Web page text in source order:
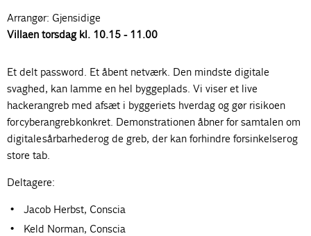
Arrangør: Gjensidige
Villaen torsdag kl. 10.15 - 11.00
Et delt password. Et åbent netværk. Den mindste digitale
svaghed, kan lamme en hel byggeplads. Vi viser et live
hackerangreb med afsæt i byggeriets hverdag og gør risikoen
for cyberangreb konkret. Demonstrationen åbner for samtalen om
digitale sårbarheder og de greb, der kan forhindre forsinkelser og
store tab.
Deltagere:
Jacob Herbst, Conscia
Keld Norman, Conscia